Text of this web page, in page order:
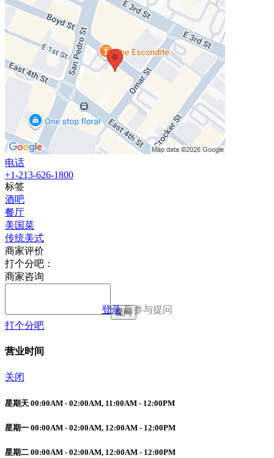
电话
+1-213-626-1800
标签
酒吧
餐厅
美国菜
传统美式
商家评价
打个分吧：
商家咨询
登录后参与提问
提问
打个分吧
营业时间
关闭
星期天 00:00AM - 02:00AM, 11:00AM - 12:00PM
星期一 00:00AM - 02:00AM, 12:00AM - 12:00PM
星期二 00:00AM - 02:00AM, 12:00AM - 12:00PM